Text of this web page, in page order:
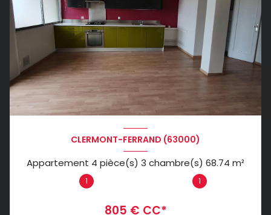
CLERMONT-FERRAND (63000)
Appartement 4 pièce(s) 3 chambre(s) 68.74 m²
1 1
805 € CC*